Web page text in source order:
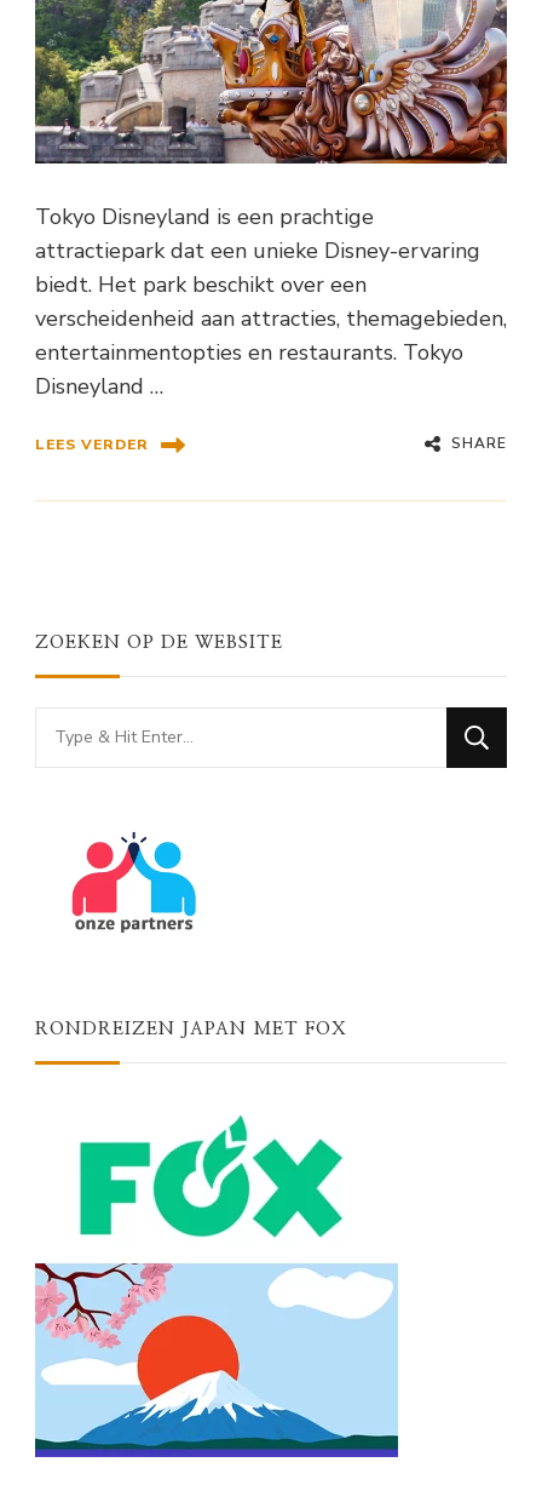
Tokyo Disneyland is een prachtige
attractiepark dat een unieke Disney-ervaring
biedt. Het park beschikt over een
verscheidenheid aan attracties, themagebieden,
entertainmentopties en restaurants. Tokyo
Disneyland …
LEES VERDER SHARE
ZOEKEN OP DE WEBSITE
Looking
for
RONDREIZEN JAPAN MET FOX